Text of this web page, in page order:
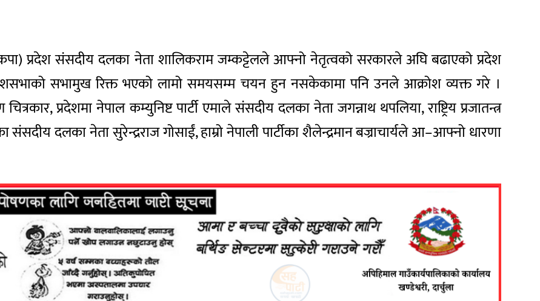
प्रदेश संसदीय दलका नेता शालिकराम जम्कट्टेलले आफ्नो नेतृत्वको सरकारले अघि बढाएको प्रदेश
सभामुख रिक्त भएको लामो समयसम्म चयन हुन नसकेकामा पनि उनले आक्रोश व्यक्त गरे ।
प्रदेशमा नेपाल कम्युनिष्ट पार्टी एमाले संसदीय दलका नेता जगन्नाथ थपलिया, राष्ट्रिय प्रजातन्त्र
दलका नेता सुरेन्द्रराज गोसाईं, हाम्रो नेपाली पार्टीका शैलेन्द्रमान बज्राचार्यले आ–आफ्नो धारणा